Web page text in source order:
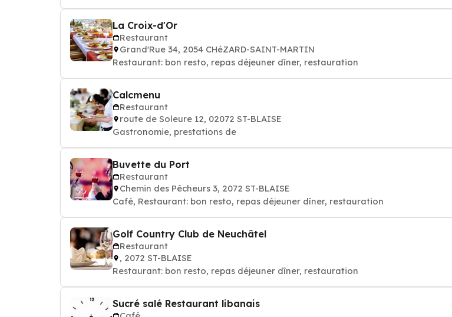
La Croix-d'Or
Restaurant
Grand'Rue 34, 2054 CHéZARD-SAINT-MARTIN
Restaurant: bon resto, repas déjeuner dîner, restauration
Calcmenu
Restaurant
route de Soleure 12, 02072 ST-BLAISE
Gastronomie, prestations de
Buvette du Port
Restaurant
Chemin des Pêcheurs 3, 2072 ST-BLAISE
Café, Restaurant: bon resto, repas déjeuner dîner, restauration
Golf Country Club de Neuchâtel
Restaurant
, 2072 ST-BLAISE
Restaurant: bon resto, repas déjeuner dîner, restauration
Sucré salé Restaurant libanais